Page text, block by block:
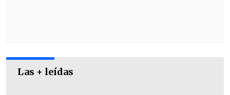
Las + leídas